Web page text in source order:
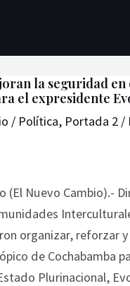
la seguridad
el expresidente
/ Política, Portada 2/
(El Nuevo Cambio).-
organizar, reforzar
de Cochabamba
Plurinacional,